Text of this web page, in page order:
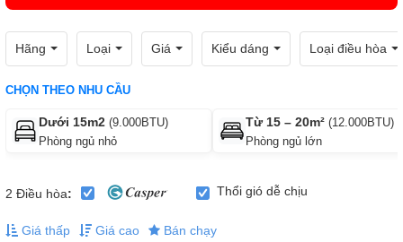
Hãng Loại Giá Kiểu dáng Loại điều hòa
CHỌN THEO NHU CẦU
Dưới 15m2 (9.000BTU)
Phòng ngủ nhỏ
Từ 15 – 20m² (12.000BTU)
Phòng ngủ lớn
2 Điều hòa: Thổi gió dễ chịu
Giá thấp Giá cao Bán chạy